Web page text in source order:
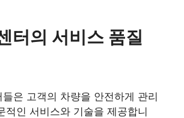
터의 서비스 품질
은 고객의 차량을 안전하게 관리
적인 서비스와 기술을 제공합니